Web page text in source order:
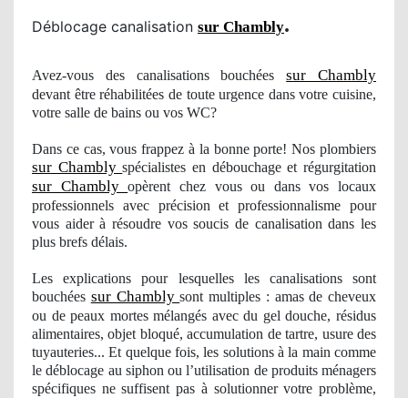
Déblocage canalisation sur Chambly.
Avez-vous des canalisations bouchéessur Chambly
devant être réhabilitées de toute urgence dans votre cuisine,
votre salle de bains ou vos WC?
Dans ce cas, vous frappez à la bonne porte! Nos plombiers
sur Chamblyspécialistes en débouchage et régurgitation
sur Chamblyopèrent chez vous ou dans vos locaux
professionnels avec précision et professionnalisme pour
vous aider à résoudre vossoucis de canalisation dans les
plus brefs délais.
Les explications pour lesquelles les canalisations sont
bouchées sur Chamblysont multiples : amas de cheveux
ou de peaux mortes mélangés avec du gel douche, résidus
alimentaires, objet bloqué, accumulation de tartre, usure des
tuyauteries... Et quelque fois, les solutions à la main comme
le déblocage au siphon ou l’utilisation de produits ménagers
spécifiques ne suffisent pas à solutionner votre problème,